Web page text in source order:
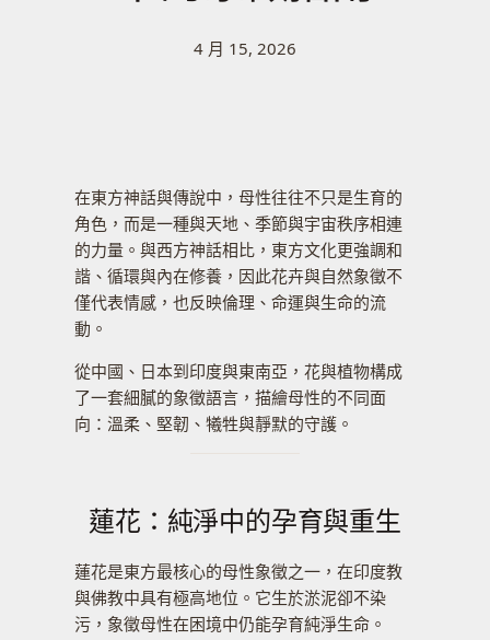
4 月 15, 2026
在東方神話與傳說中，母性往往不只是生育的
角色，而是一種與天地、季節與宇宙秩序相連
的力量。與西方神話相比，東方文化更強調和
諧、循環與內在修養，因此花卉與自然象徵不
僅代表情感，也反映倫理、命運與生命的流
動。
從中國、日本到印度與東南亞，花與植物構成
了一套細膩的象徵語言，描繪母性的不同面
向：溫柔、堅韌、犧牲與靜默的守護。
蓮花：純淨中的孕育與重生
蓮花是東方最核心的母性象徵之一，在印度教
與佛教中具有極高地位。它生於淤泥卻不染
污，象徵母性在困境中仍能孕育純淨生命。